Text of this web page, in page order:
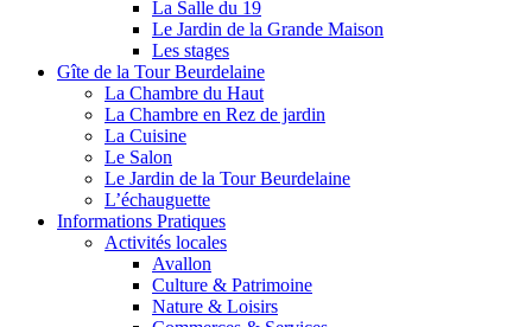
La Salle du 19
Le Jardin de la Grande Maison
Les stages
Gîte de la Tour Beurdelaine
La Chambre du Haut
La Chambre en Rez de jardin
La Cuisine
Le Salon
Le Jardin de la Tour Beurdelaine
L’échauguette
Informations Pratiques
Activités locales
Avallon
Culture & Patrimoine
Nature & Loisirs